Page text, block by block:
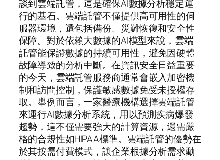
談到雲端託管，這是確保AI數據分析穩定運
行的基石。雲端託管不僅提供高可用性的伺
服器環境，還包括備份、災難恢復和安全性
保障。對於依賴大數據的AI模型來說，雲端
託管能保證數據的持續可用性，避免因硬體
故障導致的分析中斷。在資訊安全日益重要
的今天，雲端託管服務商通常會嵌入加密機
制和訪問控制，保護敏感數據免受未授權存
取。舉例而言，一家醫療機構選擇雲端託管
來運行AI數據分析系統，用以預測疾病爆發
趨勢，這不僅需要強大的計算資源，還需嚴
格的合規性如HIPAA標準。雲端託管的優勢在
於其按需付費模式，讓企業根據分析需求動